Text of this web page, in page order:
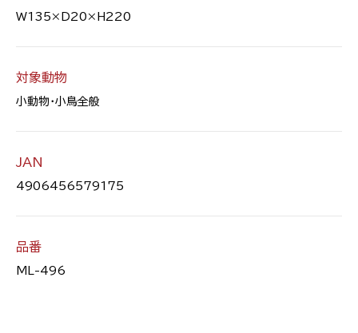
W135×D20×H220
対象動物
小動物・小鳥全般
JAN
4906456579175
品番
ML-496